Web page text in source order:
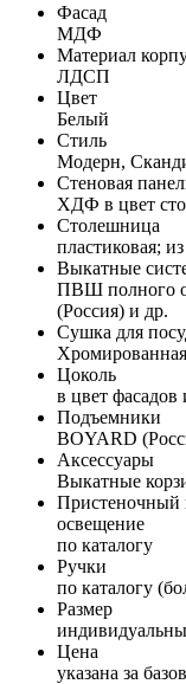
Фасад
МДФ
Материал
ЛДСП
Цвет
Белый
Стиль
Модерн,
Стеновая
ХДФ в цвет
Столешница
пластиковая;
Выкатные
ПВШ полного
(Россия) и др.
Сушка для
Хромированная
Цоколь
в цвет фасадов
Подъемники
BOYARD
Аксессуары
Выкатные
Пристеночный
освещение
по каталогу
Ручки
по каталогу
Размер
Цена
указана за